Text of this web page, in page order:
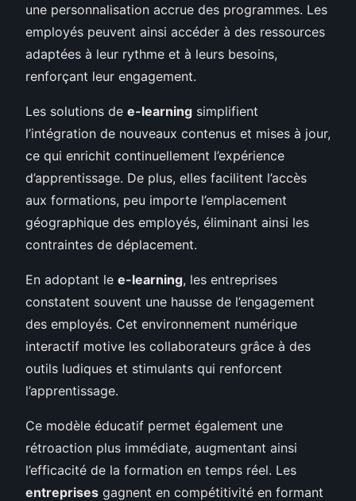
une personnalisation accrue des programmes. Les
employés peuvent ainsi accéder à des ressources
adaptées à leur rythme et à leurs besoins,
renforçant leur engagement.
Les solutions de e-learning simplifient
l’intégration de nouveaux contenus et mises à jour,
ce qui enrichit continuellement l’expérience
d’apprentissage. De plus, elles facilitent l’accès
aux formations, peu importe l’emplacement
géographique des employés, éliminant ainsi les
contraintes de déplacement.
En adoptant le e-learning, les entreprises
constatent souvent une hausse de l’engagement
des employés. Cet environnement numérique
interactif motive les collaborateurs grâce à des
outils ludiques et stimulants qui renforcent
l’apprentissage.
Ce modèle éducatif permet également une
rétroaction plus immédiate, augmentant ainsi
l’efficacité de la formation en temps réel. Les
entreprises gagnent en compétitivité en formant